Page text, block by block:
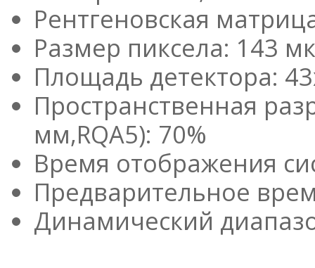
Рентгеновская
Размер пиксела: 143
Площадь детектора:
Пространственная
мм,RQA5): 70%
Время отображения
Предварительное
Динамический